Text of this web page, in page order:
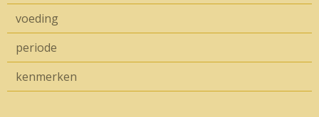
voeding
periode
kenmerken